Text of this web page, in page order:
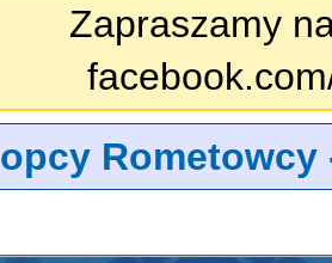
Zapraszamy
Rometowcy